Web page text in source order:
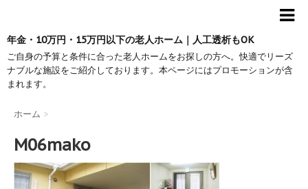
年金・10万円・15万円以下の老人ホーム｜人工透析もOK
ご自身の予算と条件に合った老人ホームをお探しの方へ。快適でリーズ
ナブルな施設をご紹介しております。本ページにはプロモーションが含
まれます。
ホーム >
M06mako